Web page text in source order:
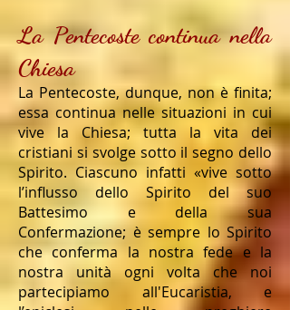
La Pentecoste continua nella
Chiesa
La Pentecoste, dunque, non è finita;
essa continua nelle situazioni in cui
vive la Chiesa; tutta la vita dei
cristiani si svolge sotto il segno dello
Spirito. Ciascuno infatti «vive sotto
l’influsso dello Spirito del suo
Battesimo e della sua
Confermazione; è sempre lo Spirito
che conferma la nostra fede e la
nostra unità ogni volta che noi
partecipiamo all'Eucaristia, e